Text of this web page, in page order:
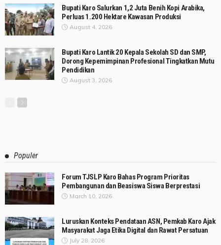
Bupati Karo Salurkan 1,2 Juta Benih Kopi Arabika,
Perluas 1.200 Hektare Kawasan Produksi
August 4, 2026
Bupati Karo Lantik 20 Kepala Sekolah SD dan SMP,
Dorong Kepemimpinan Profesional Tingkatkan Mutu
Pendidikan
August 3, 2026
Populer
Forum TJSLP Karo Bahas Program Prioritas
Pembangunan dan Beasiswa Siswa Berprestasi
March 10, 2026
Luruskan Konteks Pendataan ASN, Pemkab Karo Ajak
Masyarakat Jaga Etika Digital dan Rawat Persatuan
July 28, 2026